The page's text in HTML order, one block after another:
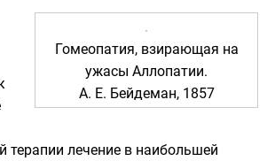
Гомеопатия, взирающая на
ужасы Аллопатии.
А. Е. Бейдеман, 1857
терапии лечение в наибольшей